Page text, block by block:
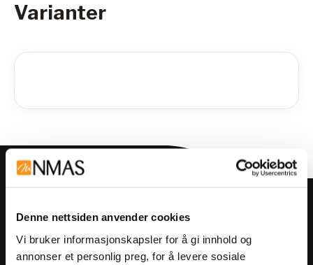
Denne nettsiden anvender cookies
Vi bruker informasjonskapsler for å gi innhold og
annonser et personlig preg, for å levere sosiale
Varianter
Meld deg på vårt nyhetsbrev!
arrangementer og kampanjer.